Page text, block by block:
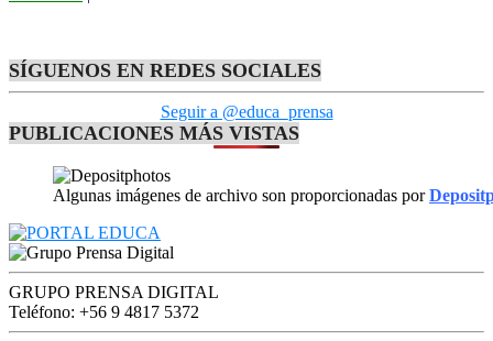
SÍGUENOS EN REDES SOCIALES
Seguir a @educa_prensa
PUBLICACIONES MÁS VISTAS
Algunas imágenes de archivo son proporcionadas por
GRUPO PRENSA DIGITAL
Teléfono: +56 9 4817 5372